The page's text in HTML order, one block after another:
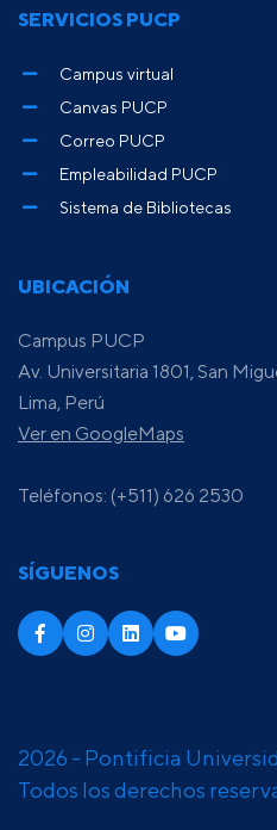
UBICACIÓN
Campus PUCP
Av. Universitaria 1801, San
Lima, Perú
Ver en GoogleMaps
Teléfonos: (+511) 626 2530
SÍGUENOS
SERVICIOS PUCP
Campus virtual
Canvas PUCP
Correo PUCP
Empleabilidad PUCP
Sistema de Bibliotecas
2026 - Pontificia
Todos los derechos